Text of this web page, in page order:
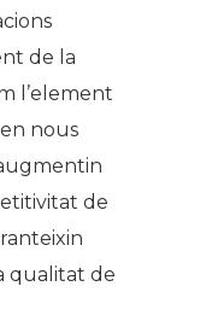
de la
l’element
nous
de
qualitat de